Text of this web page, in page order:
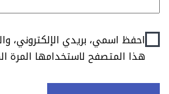
احفظ اسمي، بريدي الإلكتروني،
هذا المتصفح لاستخدامها المرة